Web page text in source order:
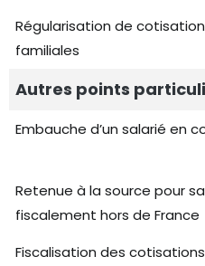
Régularisation de
familiales
Autres points
Embauche d’un salarié en
Retenue à la source pour
fiscalement hors de France
Fiscalisation des